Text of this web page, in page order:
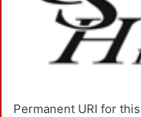
Permanent URI for